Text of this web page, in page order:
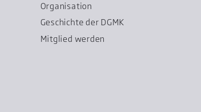
Organisation
Geschichte der DGMK
Mitglied werden